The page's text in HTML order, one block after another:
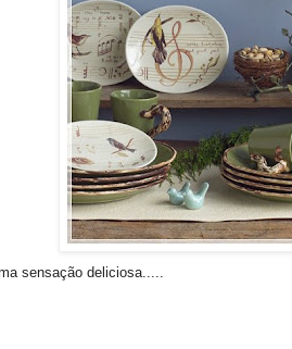
sensação deliciosa.....